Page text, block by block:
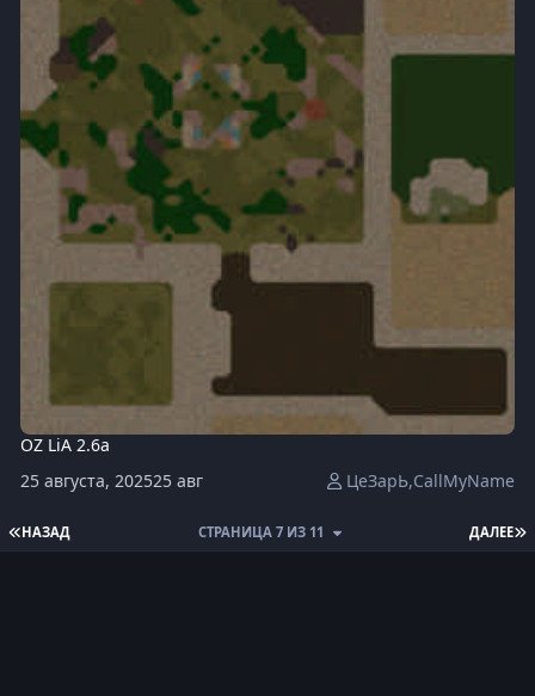
OZ LiA 2.6a
25 августа, 202525 авг ЦeЗapЬ,CallMyName
ПЕРВАЯ СТРАНИЦА
НАЗАД ДАЛЕЕ
СТРАНИЦА 7 ИЗ 11